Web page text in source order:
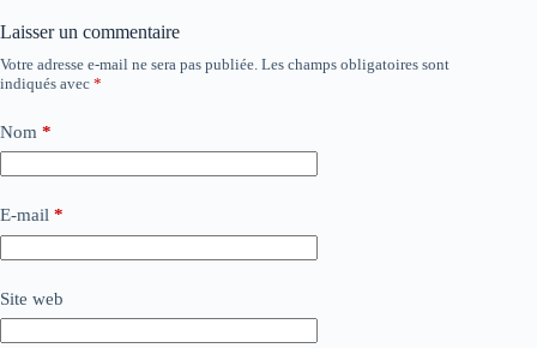
Laisser un commentaire
Votre adresse e-mail ne sera pas publiée. Les champs obligatoires sont
indiqués avec *
Nom *
E-mail *
Site web